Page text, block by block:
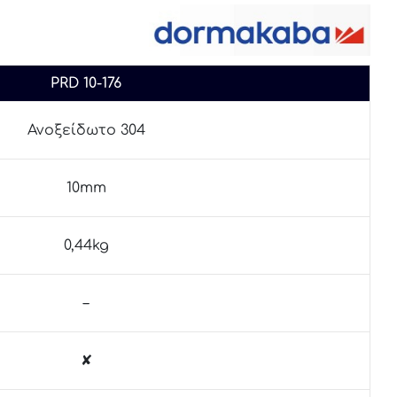
PRD 10-176
Ανοξείδωτο 304
10mm
0,44kg
–
✘